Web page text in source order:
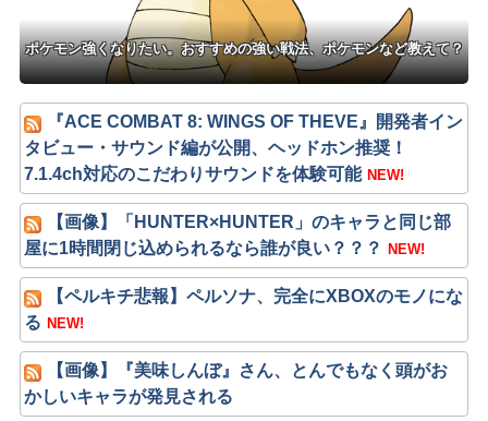
ポケモン強くなりたい。おすすめの強い戦法、ポケモンなど教えて？
『ACE COMBAT 8: WINGS OF THEVE』開発者イン
タビュー・サウンド編が公開、ヘッドホン推奨！
7.1.4ch対応のこだわりサウンドを体験可能 NEW!
【画像】「HUNTER×HUNTER」のキャラと同じ部
屋に1時間閉じ込められるなら誰が良い？？？
NEW!
【ペルキチ悲報】ペルソナ、完全にXBOXのモノにな
る NEW!
【画像】『美味しんぼ』さん、とんでもなく頭がお
かしいキャラが発見される